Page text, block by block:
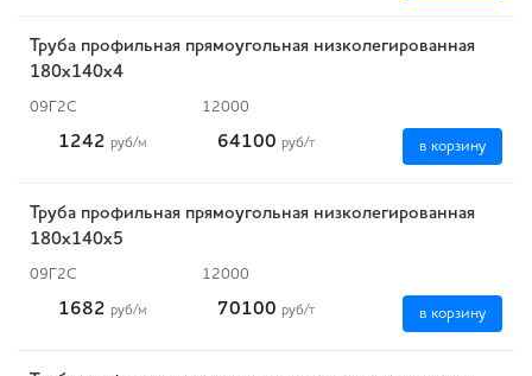
Труба профильная прямоугольная низколегированная
180х140х4
09Г2С 12000
1242 руб/м 64100 руб/т в корзину
Труба профильная прямоугольная низколегированная
180х140х5
09Г2С 12000
1682 руб/м 70100 руб/т в корзину